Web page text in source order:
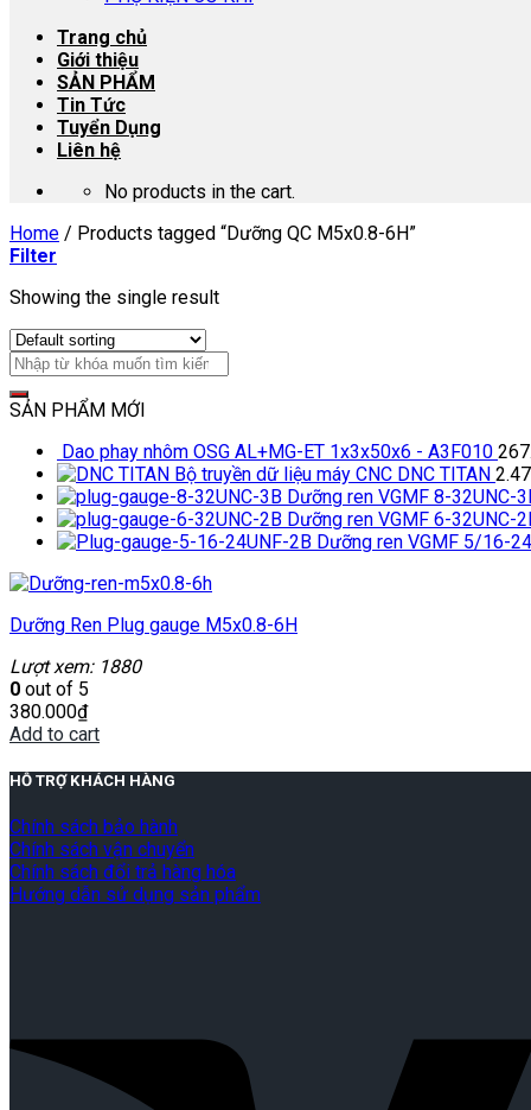
Trang chủ
Giới thiệu
SẢN PHẨM
Tin Tức
Tuyển Dụng
Liên hệ
No products in the cart.
Home / Products tagged “Dưỡng QC M5x0.8-6H”
Filter
Showing the single result
SẢN PHẨM MỚI
Dao phay nhôm OSG AL+MG-ET 1x3x50x6 - A3F010
Bộ truyền dữ liệu máy CNC DNC TITAN
Dưỡng ren VGMF 8-32UNC-
Dưỡng ren VGMF 6-32UNC-
Dưỡng ren VGMF 5/16-
Dưỡng Ren Plug gauge M5x0.8-6H
Lượt xem: 1880
0 out of 5
380.000₫
Add to cart
HỖ TRỢ KHÁCH HÀNG
Chính sách bảo hành
Chính sách vận chuyển
Chính sách đổi trả hàng hóa
Hướng dẫn sử dụng sản phẩm